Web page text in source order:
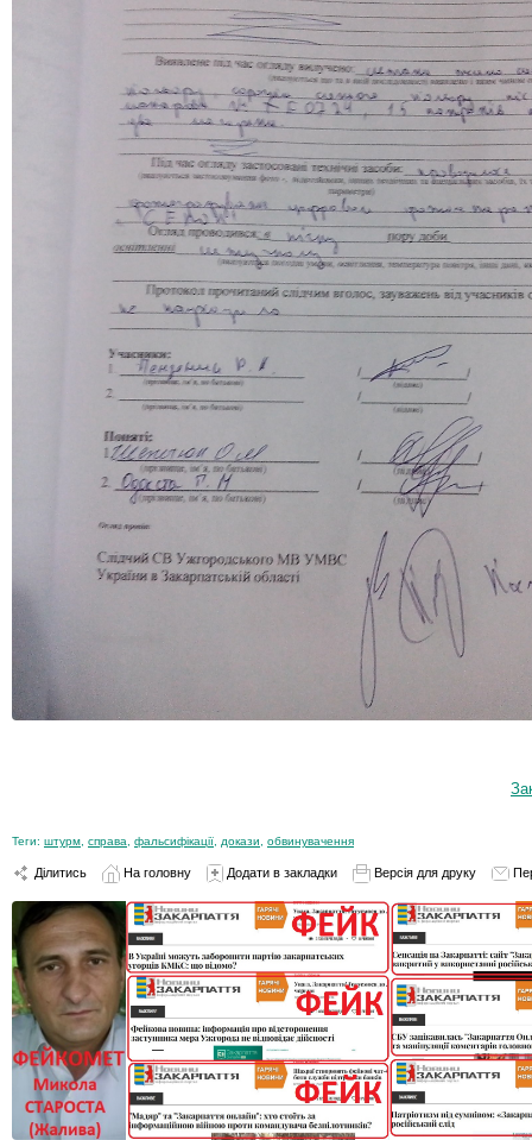
Теги: штурм справа фальсифікації докази обвинувачення
Ділитись На головну Додати в закладки Версія для друку